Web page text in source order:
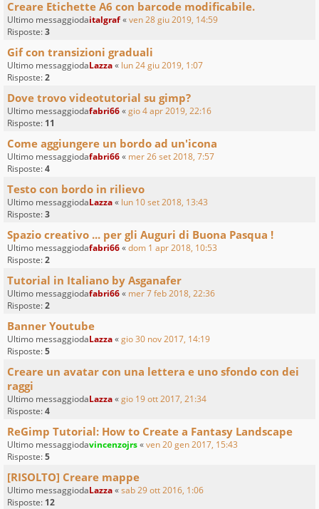
Creare Etichette A6 con barcode modificabile.
Ultimo messaggiodaitalgraf«ven 28 giu 2019, 14:59
Risposte:3
Gif con transizioni graduali
Ultimo messaggiodaLazza« lun 24 giu 2019, 1:07
Risposte:2
Dove trovo videotutorial su gimp?
Ultimo messaggiodafabri66«gio 4 apr 2019, 22:16
Risposte: 11
Come aggiungere un bordo ad un'icona
Ultimo messaggiodafabri66« mer 26 set 2018, 7:57
Risposte:4
Testo con bordo in rilievo
Ultimo messaggiodaLazza« lun 10 set 2018, 13:43
Risposte:3
Spazio creativo ... per gli Auguri di Buona Pasqua !
Ultimo messaggiodafabri66«dom 1 apr 2018, 10:53
Risposte:2
Tutorial in Italiano by Asganafer
Ultimo messaggiodafabri66« mer 7 feb 2018, 22:36
Risposte:2
Banner Youtube
Ultimo messaggiodaLazza«gio 30 nov 2017, 14:19
Risposte:5
Creare un avatar con una lettera e uno sfondo con dei
raggi
Ultimo messaggiodaLazza«gio 19 ott 2017, 21:34
Risposte:4
ReGimp Tutorial: How to Create a Fantasy Landscape
Ultimo messaggiodavincenzojrs«ven 20 gen 2017, 15:43
Risposte:5
[RISOLTO] Creare mappe
Ultimo messaggiodaLazza«sab 29 ott 2016, 1:06
Risposte: 12